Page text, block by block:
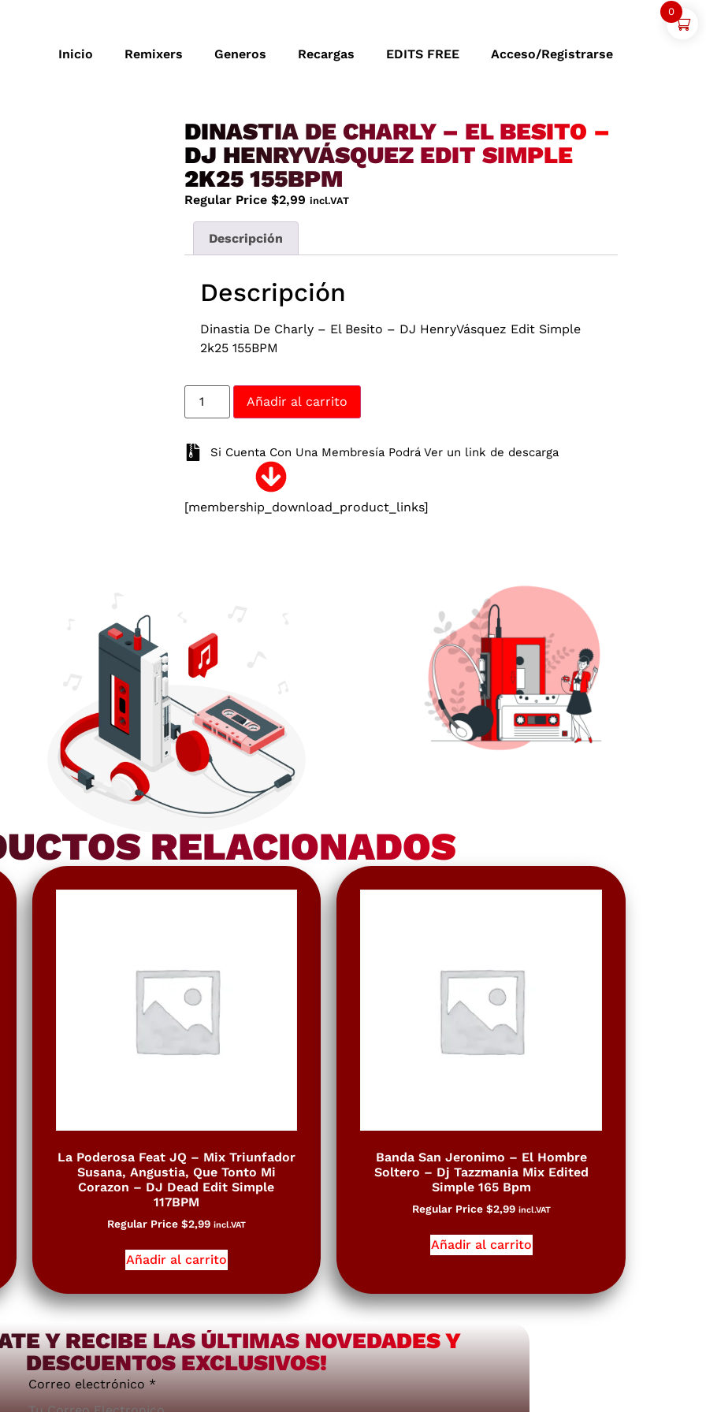
Inicio Remixers Generos Recargas EDITS FREE Acceso/Registrarse
DINASTIA DE CHARLY – EL BESITO –
DJ HENRYVÁSQUEZ EDIT SIMPLE
2K25 155BPM
Regular Price $2,99 incl.VAT
Descripción
Descripción
Dinastia De Charly – El Besito – DJ HenryVásquez Edit Simple
2k25 155BPM
Añadir al carrito
Si Cuenta Con Una Membresía Podrá Ver un link de descarga
[membership_download_product_links]
RELACIONADOS
La Poderosa Feat JQ – Mix Triunfador
Susana, Angustia, Que Tonto Mi
Corazon – DJ Dead Edit Simple
117BPM
Regular Price $2,99 incl.VAT
Añadir al carrito
Banda San Jeronimo – El Hombre
Soltero – Dj Tazzmania Mix Edited
Simple 165 Bpm
Regular Price $2,99 incl.VAT
Añadir al carrito
Y RECIBE LAS ÚLTIMAS NOVEDADES Y
DESCUENTOS EXCLUSIVOS!
Correo electrónico *
0